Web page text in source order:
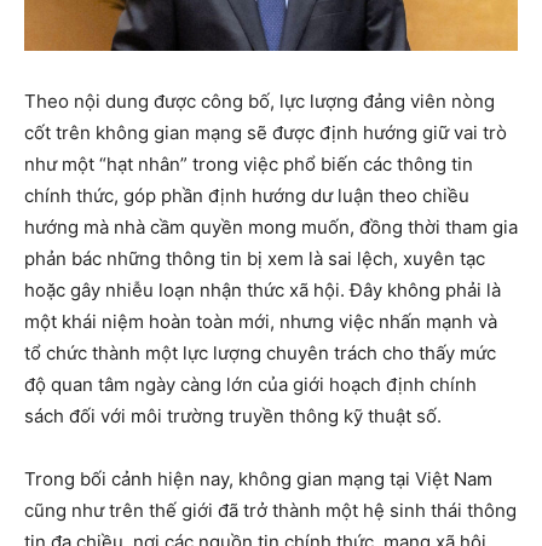
Theo nội dung được công bố, lực lượng đảng viên nòng
cốt trên không gian mạng sẽ được định hướng giữ vai trò
như một “hạt nhân” trong việc phổ biến các thông tin
chính thức, góp phần định hướng dư luận theo chiều
hướng mà nhà cầm quyền mong muốn, đồng thời tham gia
phản bác những thông tin bị xem là sai lệch, xuyên tạc
hoặc gây nhiễu loạn nhận thức xã hội. Đây không phải là
một khái niệm hoàn toàn mới, nhưng việc nhấn mạnh và
tổ chức thành một lực lượng chuyên trách cho thấy mức
độ quan tâm ngày càng lớn của giới hoạch định chính
sách đối với môi trường truyền thông kỹ thuật số.
Trong bối cảnh hiện nay, không gian mạng tại Việt Nam
cũng như trên thế giới đã trở thành một hệ sinh thái thông